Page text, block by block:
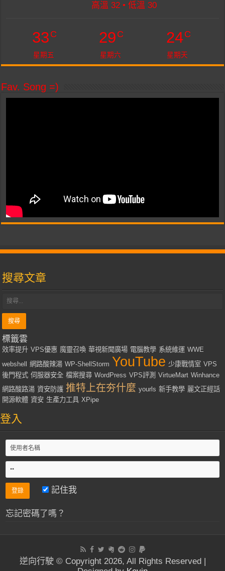
高溫 32 • 低溫 30
33C
星期五
29C
星期六
24C
星期天
Fav. Song =)
搜尋文章
標籤雲
效率提升 VPS優惠 魔靈召喚 華視新聞廣場 電腦教學 系統維運 WWE
webshell
網路酸辣湯 WP-ShellStorm YouTube 少康戰情室 VPS
後門程式 伺服器安全 檔案搜尋 WordPress VPS評測 VirtueMart Winhance
網路酸路湯 資安防護 推特上在夯什麼 yourls 新手教學 麗文正經話
開源軟體 資安 生產力工具 XPipe
登入
記住我
忘記密碼了嗎？
逆向行駛 © Copyright 2026, All Rights Reserved |